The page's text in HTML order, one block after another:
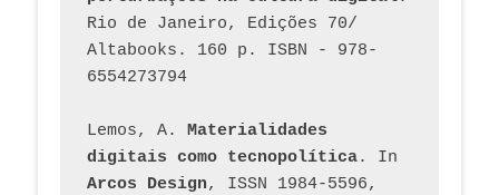
Rio de Janeiro, Edições 70/
Altabooks. 160 p. ISBN - 978-
6554273794
Lemos, A. Materialidades
digitais como tecnopolítica
Arcos Design, ISSN 1984-5596,